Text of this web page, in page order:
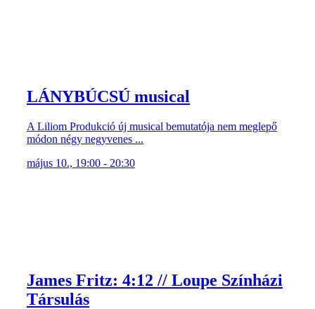
LÁNYBÚCSÚ musical
A Liliom Produkció új musical bemutatója nem meglepő
módon négy negyvenes ...
május 10., 19:00 - 20:30
James Fritz: 4:12 // Loupe Színházi
Társulás